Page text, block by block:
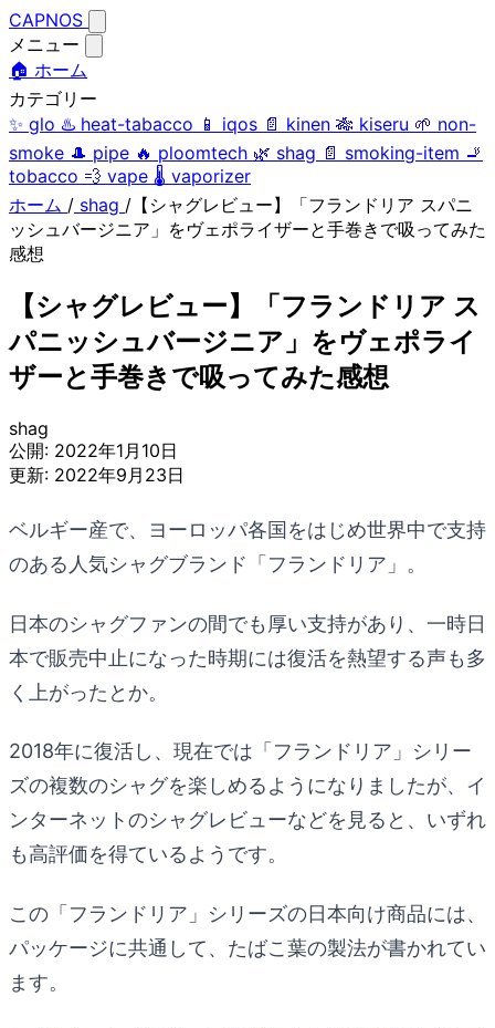
CAPNOS
メニュー
🏠 ホーム
カテゴリー
✨ glo ♨️ heat-tabacco 📱 iqos 📄 kinen 🎋 kiseru 🌱 non-
smoke 🎩 pipe 🔥 ploomtech 🌿 shag 📄 smoking-item 🚬
tobacco 💨 vape 🌡️ vaporizer
ホーム / shag / 【シャグレビュー】「フランドリア スパニ
ッシュバージニア」をヴェポライザーと手巻きで吸ってみた
感想
【シャグレビュー】「フランドリア ス
パニッシュバージニア」をヴェポライ
ザーと手巻きで吸ってみた感想
shag
公開: 2022年1月10日
更新: 2022年9月23日
ベルギー産で、ヨーロッパ各国をはじめ世界中で支持
のある人気シャグブランド「フランドリア」。
日本のシャグファンの間でも厚い支持があり、一時日
本で販売中止になった時期には復活を熱望する声も多
く上がったとか。
2018年に復活し、現在では「フランドリア」シリー
ズの複数のシャグを楽しめるようになりましたが、イ
ンターネットのシャグレビューなどを見ると、いずれ
も高評価を得ているようです。
この「フランドリア」シリーズの日本向け商品には、
パッケージに共通して、たばこ葉の製法が書かれてい
ます。